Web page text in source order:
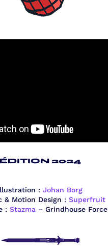
ÉDITION 2024
: Johan Borg
& Motion Design :Superfruit
: Stazma – Grindhouse Force